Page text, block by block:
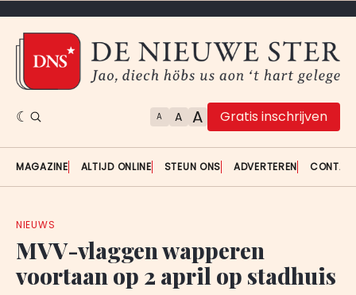
A A A Gratis inschrijven
MAGAZINE ALTIJD ONLINE STEUN ONS ADVERTEREN
NIEUWS
MVV-vlaggen wapperen
voortaan op 2 april op stadhuis